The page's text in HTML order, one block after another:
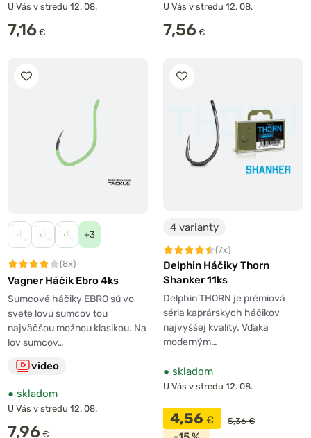
U Vás v stredu 12. 08.
7,16 €
U Vás v stredu 12. 08.
7,56 €
+3
(8x)
Vagner Háčik Ebro 4ks
Sumcové háčiky EBRO sú vo
svete lovu sumcov tou
najväčšou možnou klasikou. Na
lov sumcov…
video
● skladom
U Vás v stredu 12. 08.
7,96 €
4 varianty
(7x)
Delphin Háčiky Thorn
Shanker 11ks
Delphin THORN je prémiová
séria kaprárskych háčikov
najvyššej kvality. Vďaka
moderným…
● skladom
U Vás v stredu 12. 08.
4,56 € 5,36 €